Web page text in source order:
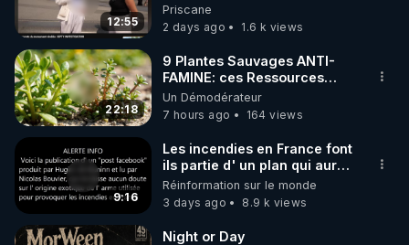
- Bonus 3/4 : Les Harcèlements Organisés par
l'Etat : (à venir)
- Bonus 4/4 : La "Théorie des Maîtres du Temps" :
(à venir)
12:55
une étrange découverte
Priscane
2 days ago
1.6 k views
22:18
9 Plantes Sauvages ANTI-
FAMINE: ces Ressources
JARDIN&des Haies
Un Démodérateur
7 hours ago
164 views
9:16
Les incendies en France font
ils partie d' un plan qui aurait
débuté le 11 septembre 2001
?
Réinformation sur le monde
3 days ago
8.9 k views
Night or Day